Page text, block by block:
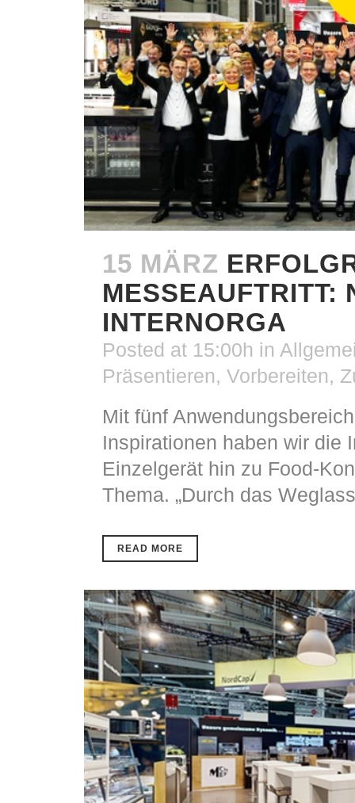
15 MÄRZ
MESSEAUFTRITT:
INTERNORGA
Posted at 15:00h in
Präsentieren, Vorbereiten,
Mit fünf
Inspirationen haben wir die
Einzelgerät hin zu Food-
Thema. „Durch das
READ MORE